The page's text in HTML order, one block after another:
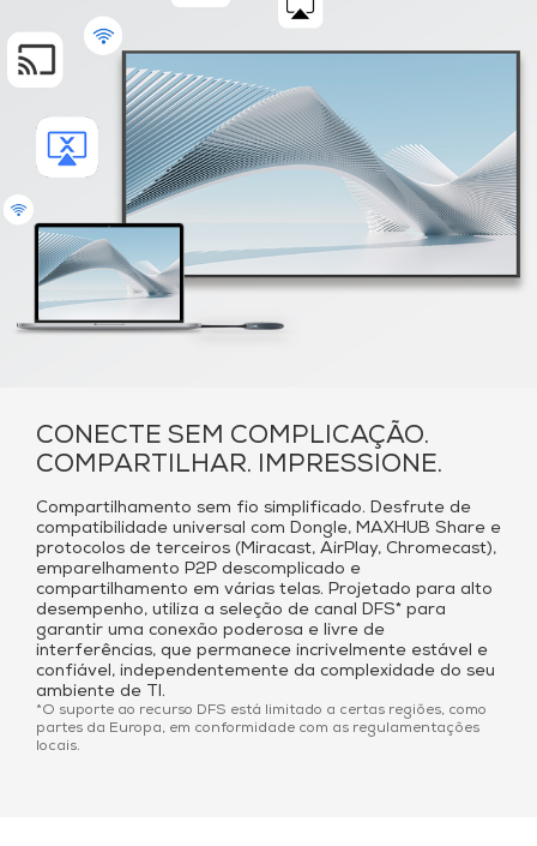
CONECTE SEM COMPLICAÇÃO.
COMPARTILHAR. IMPRESSIONE.
Compartilhamento sem fio simplificado. Desfrute de
compatibilidade universal com Dongle, MAXHUB Share e
protocolos de terceiros (Miracast, AirPlay, Chromecast),
emparelhamento P2P descomplicado e
compartilhamento em várias telas. Projetado para alto
desempenho, utiliza a seleção de canal DFS* para
garantir uma conexão poderosa e livre de
interferências, que permanece incrivelmente estável e
confiável, independentemente da complexidade do seu
ambiente de TI.
*O suporte ao recurso DFS está limitado a certas regiões, como
partes da Europa, em conformidade com as regulamentações
locais.